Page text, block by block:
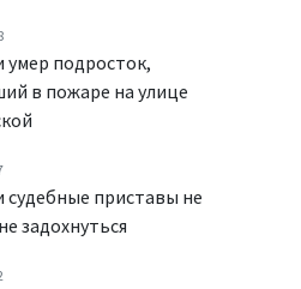
умер подросток,
в пожаре на улице
судебные приставы не
задохнуться